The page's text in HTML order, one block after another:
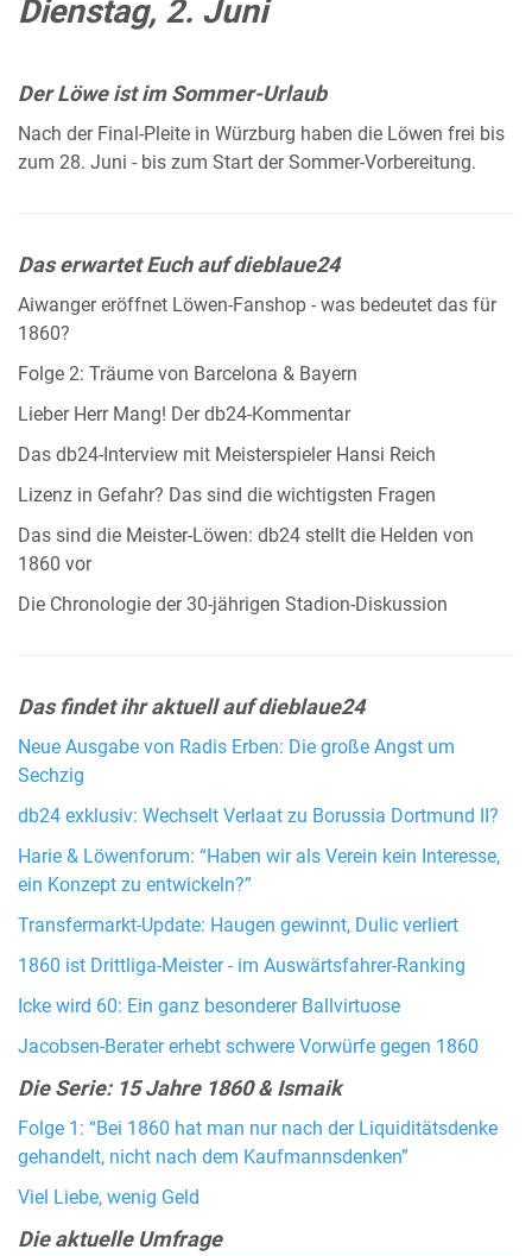
Dienstag, 2. Juni
Der Löwe ist im Sommer-Urlaub
Nach der Final-Pleite in Würzburg haben die Löwen frei bis
zum 28. Juni - bis zum Start der Sommer-Vorbereitung.
Das erwartet Euch auf dieblaue24
Aiwanger eröffnet Löwen-Fanshop - was bedeutet das für
1860?
Folge 2: Träume von Barcelona & Bayern
Lieber Herr Mang! Der db24-Kommentar
Das db24-Interview mit Meisterspieler Hansi Reich
Lizenz in Gefahr? Das sind die wichtigsten Fragen
Das sind die Meister-Löwen: db24 stellt die Helden von
1860 vor
Die Chronologie der 30-jährigen Stadion-Diskussion
Das findet ihr aktuell auf dieblaue24
Neue Ausgabe von Radis Erben: Die große Angst um
Sechzig
db24 exklusiv: Wechselt Verlaat zu Borussia Dortmund II?
Harie & Löwenforum: “Haben wir als Verein kein Interesse,
ein Konzept zu entwickeln?”
Transfermarkt-Update: Haugen gewinnt, Dulic verliert
1860 ist Drittliga-Meister - im Auswärtsfahrer-Ranking
Icke wird 60: Ein ganz besonderer Ballvirtuose
Jacobsen-Berater erhebt schwere Vorwürfe gegen 1860
Die Serie: 15 Jahre 1860 & Ismaik
Folge 1: “Bei 1860 hat man nur nach der Liquiditätsdenke
gehandelt, nicht nach dem Kaufmannsdenken”
Viel Liebe, wenig Geld
Die aktuelle Umfrage